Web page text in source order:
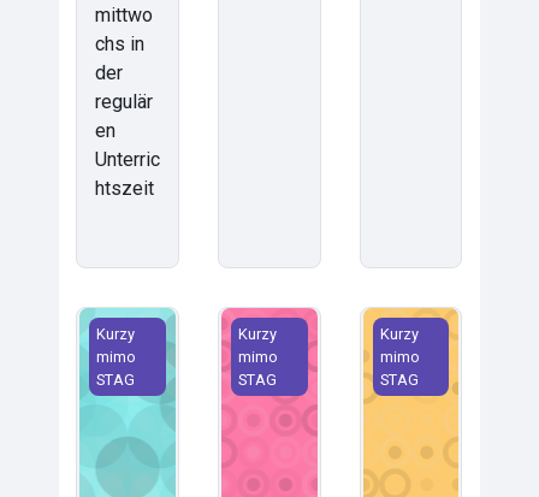
mittwo
chs in
der
regulär
en
Unterric
htszeit
Doučování KPE/KMM
Kurzy
mimo
STAG
INPROTUL Audiovizuální pomůcky
Kurzy
mimo
STAG
NPO A2 - školení:
Kurzy
mimo
STAG